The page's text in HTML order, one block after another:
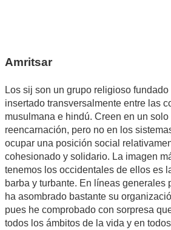
Amritsar
Los sij son un grupo religioso
insertado transversalmente entre las
musulmana e hindú. Creen en un solo
reencarnación, pero no en los
ocupar una posición social
cohesionado y solidario. La imagen
tenemos los occidentales de ellos es
barba y turbante. En líneas generales
ha asombrado bastante su
pues he comprobado con sorpresa
todos los ámbitos de la vida y en